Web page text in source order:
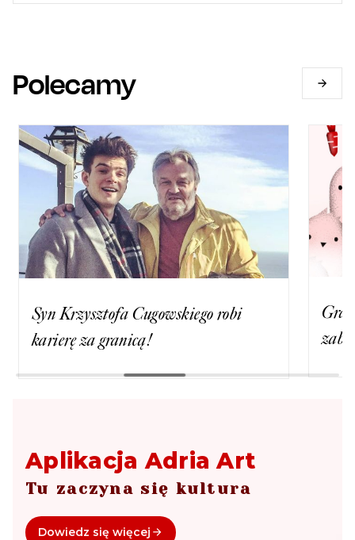
Polecamy
Syn Krzysztofa Cugowskiego robi
karierę za granicą!
Gra
Aplikacja Adria Art
Tu zaczyna się kultura
Dowiedz się więcej